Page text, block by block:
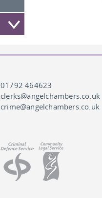
01792 464623
clerks@angelchambers.co.uk
crime@angelchambers.co.uk